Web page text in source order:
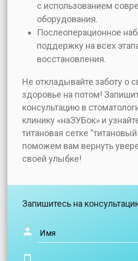
с использованием
оборудования.
Послеоперационное
поддержку на всех
восстановления.
Не откладывайте заботу о
здоровье на потом!
консультацию в
клинику «наЗУБок» и
титановая сетке
поможем вам вернуть
своей улыбке!
Запишитесь на
Имя